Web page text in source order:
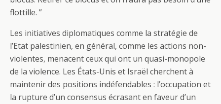
flottille. ”
Les initiatives diplomatiques comme la stratégie de
l’Etat palestinien, en général, comme les actions non-
violentes, menacent ceux qui ont un quasi-monopole
de la violence. Les États-Unis et Israël cherchent à
maintenir des positions indéfendables : l’occupation et
la rupture d’un consensus écrasant en faveur d’un